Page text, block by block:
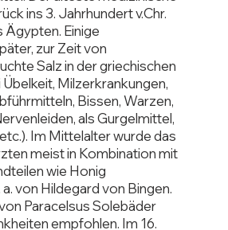
ins 3. Jahrhundert v.Chr.
Ägypten. Einige
zur Zeit von
Salz in der griechischen
Milzerkrankungen,
Bissen, Warzen,
als Gurgelmittel,
Im Mittelalter wurde das
meist in Kombination mit
wie Honig
von Hildegard von Bingen.
Paracelsus Solebäder
empfohlen. Im 16.